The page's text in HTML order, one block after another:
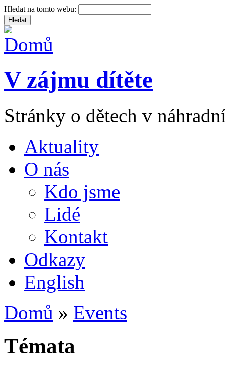
Hledat na tomto webu:
V zájmu dítěte
Stránky o dětech v
Aktuality
O nás
Kdo jsme
Lidé
Kontakt
Odkazy
English
Domů » Events
Témata